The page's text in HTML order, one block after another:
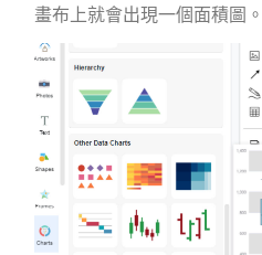
畫布上就會出現一個面積圖。